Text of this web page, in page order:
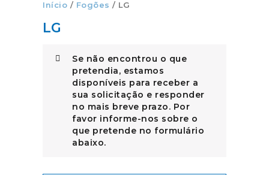
Início / Fogões / LG
LG
Se não encontrou o que
pretendia, estamos
disponíveis para receber a
sua solicitação e responder
no mais breve prazo. Por
favor informe-nos sobre o
que pretende no formulário
abaixo.